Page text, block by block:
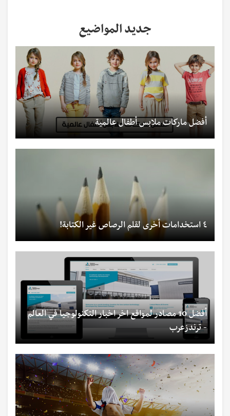
جديد المواضيع
أفضل ماركات ملابس أطفال عالمية
٤ استخدامات أخرى لقلم الرصاص غير الكتابة!
أفضل 10 مصادر لمواقع اخر اخبار التكنولوجيا في العالم
- ترندزعرب